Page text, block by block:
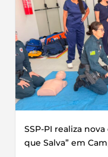
SSP-PI realiza
que Salva” em